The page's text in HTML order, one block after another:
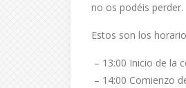
no os podéis perder.
Estos son los
– 13:00 Inicio de la
– 14:00 Comienzo